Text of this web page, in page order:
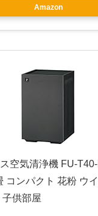
Amazon
空気清浄機 FU-
コンパクト 花粉 ウ
子供部屋